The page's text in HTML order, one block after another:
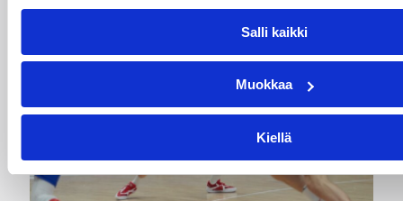
Salli kaikki
Muokkaa
Kiellä